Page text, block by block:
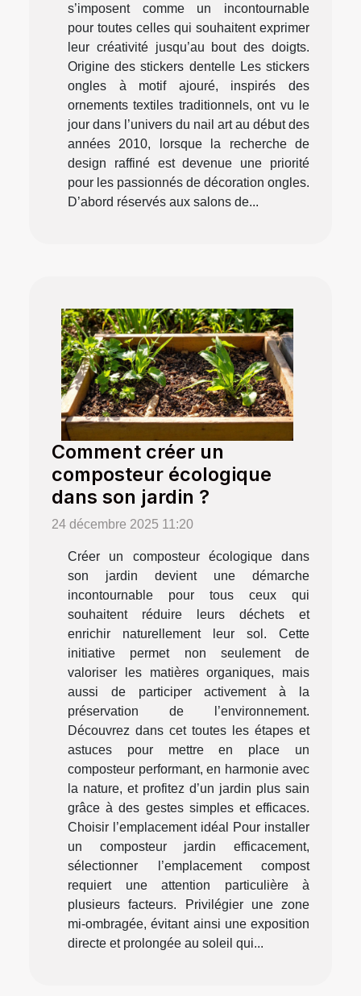
s’imposent comme un incontournable
pour toutes celles qui souhaitent exprimer
leur créativité jusqu’au bout des doigts.
Origine des stickers dentelle Les stickers
ongles à motif ajouré, inspirés des
ornements textiles traditionnels, ont vu le
jour dans l’univers du nail art au début des
années 2010, lorsque la recherche de
design raffiné est devenue une priorité
pour les passionnés de décoration ongles.
D’abord réservés aux salons de...
Comment créer un
composteur écologique
dans son jardin ?
24 décembre 2025 11:20
Créer un composteur écologique dans
son jardin devient une démarche
incontournable pour tous ceux qui
souhaitent réduire leurs déchets et
enrichir naturellement leur sol. Cette
initiative permet non seulement de
valoriser les matières organiques, mais
aussi de participer activement à la
préservation de l’environnement.
Découvrez dans cet toutes les étapes et
astuces pour mettre en place un
composteur performant, en harmonie avec
la nature, et profitez d’un jardin plus sain
grâce à des gestes simples et efficaces.
Choisir l’emplacement idéal Pour installer
un composteur jardin efficacement,
sélectionner l’emplacement compost
requiert une attention particulière à
plusieurs facteurs. Privilégier une zone
mi-ombragée, évitant ainsi une exposition
directe et prolongée au soleil qui...